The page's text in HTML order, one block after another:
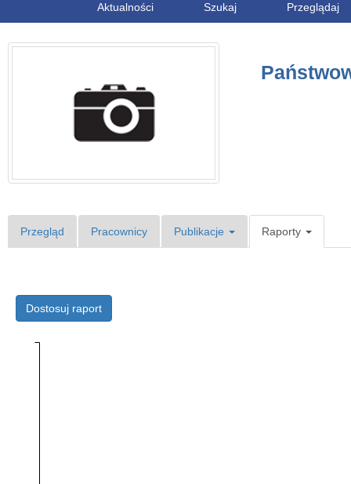
Aktualności Szukaj Przeglądaj
Przegląd Pracownicy Publikacje Raporty
Dostosuj raport